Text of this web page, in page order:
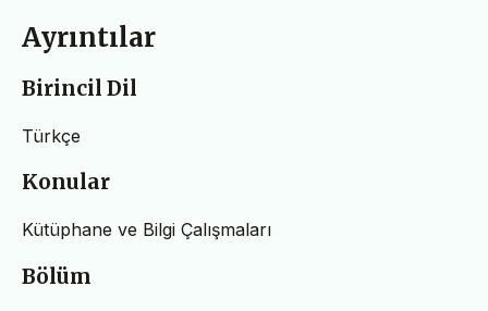
Ayrıntılar
Birincil Dil
Türkçe
Konular
Kütüphane ve Bilgi Çalışmaları
Bölüm